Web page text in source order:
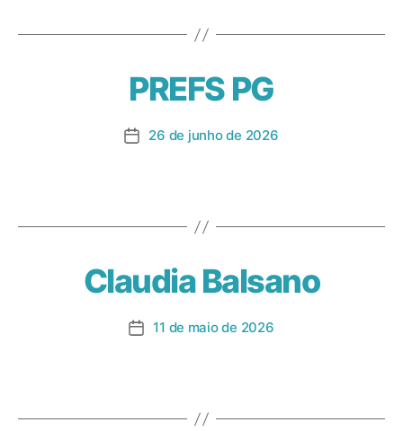
PREFS PG
26 de junho de 2026
Claudia Balsano
11 de maio de 2026